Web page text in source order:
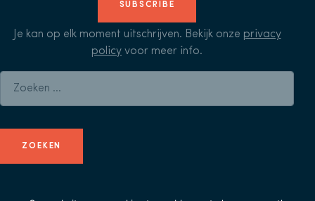
SUBSCRIBE
Je kan op elk moment uitschrijven. Bekijk onze privacy
policy voor meer info.